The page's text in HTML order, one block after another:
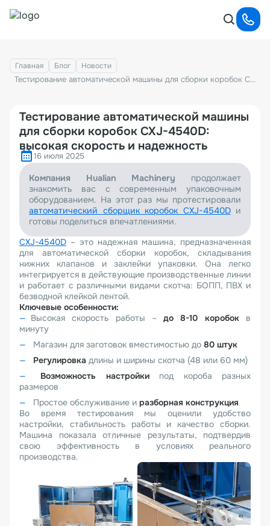
Главная Блог Новости
Тестирование автоматической машины для сборки коробок CXJ-4540D: высокая скорость и надежность
Тестирование автоматической машины
для сборки коробок CXJ-4540D:
высокая скорость и надежность
16 июля 2025
Компания Hualian Machinery продолжает
знакомить вас с современным упаковочным
оборудованием. На этот раз мы протестировали
автоматический сборщик коробок CXJ-4540Dи
готовы поделиться впечатлениями.
CXJ-4540D – это надежная машина, предназначенная
для автоматической сборки коробок, складывания
нижних клапанов и заклейки упаковки. Она легко
интегрируется в действующие производственные линии
и работает с различными видами скотча: БОПП, ПВХ и
безводной клейкой лентой.
Ключевые особенности:
Высокая скорость работы –до 8-10 коробокв
минуту
Магазин для заготовок вместимостью до 80 штук
Регулировка длины и ширины скотча (48 или 60 мм)
Возможность настройкипод короба разных
размеров
Простое обслуживание и разборная конструкция
Во время тестирования мы оценили удобство
настройки, стабильность работы и качество сборки.
Машина показала отличные результаты, подтвердив
свою эффективность в условиях реального
производства.